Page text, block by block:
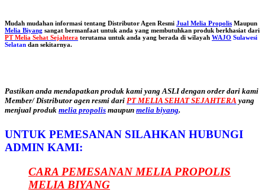
Mudah mudahan informasi tentang Distributor Agen Resmi Jual Melia Propolis Maupun
Melia Biyang sangat bermanfaat untuk anda yang membutuhkan produk berkhasiat dari
PT Melia Sehat Sejahtera terutama untuk anda yang berada di wilayah WAJO Sulawesi
Selatan dan sekitarnya.
Pastikan anda mendapatkan produk kami yang ASLI dengan order dari kami
Member/ Distributor agen resmi dari PT MELIA SEHAT SEJAHTERA yang
menjual produk melia propolis maupun melia biyang.
UNTUK PEMESANAN SILAHKAN HUBUNGI
ADMIN KAMI:
CARA PEMESANAN MELIA PROPOLIS
MELIA BIYANG